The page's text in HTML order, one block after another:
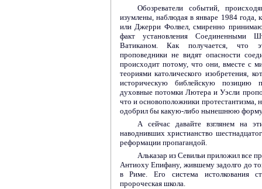
Обозреватели событий,
изумлены, наблюдая в январе 1984 года,
или Джерри Фолвел, смиренно
факт установления Соединенными
Ватиканом. Как получается, что
проповедники не видят опасности
происходит потому, что они, вместе с
теориями католического изобретения,
историческую библейскую позицию
духовные потомки Лютера и Уэсли
что и основоположники протестантизма,
одобрил бы какую-либо нынешнюю форму
А сейчас давайте взглянем на
наводнивших христианство
реформации пропагандой.
Альказар из Севильи приложил все
Антиоху Епифану, жившему задолго до
в Риме. Его система истолкования
пророческая школа.